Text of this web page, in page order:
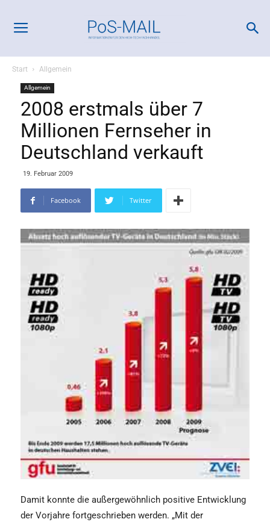
Start Allgemein
Allgemein
2008 erstmals über 7
Millionen Fernseher in
Deutschland verkauft
19. Februar 2009
Facebook Twitter
Damit konnte die außergewöhnlich positive Entwicklung
der Vorjahre fortgeschrieben werden. „Mit der